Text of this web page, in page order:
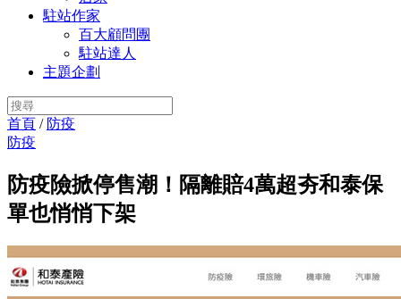
駐站作家
百大顧問團
駐站達人
主題企劃
首頁 / 防疫
防疫
防疫險掀停售潮！隔離賠4萬超夯和泰保
單也悄悄下架